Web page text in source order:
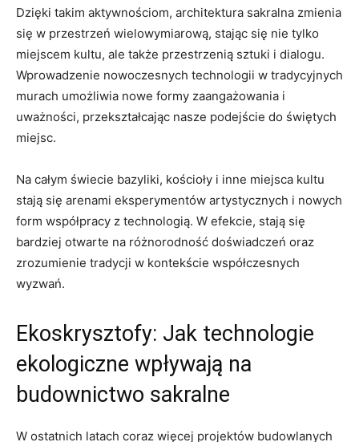
Dzięki takim aktywnościom, architektura sakralna zmienia
się w przestrzeń wielowymiarową, stając się ⁤nie tylko
miejscem⁢ kultu, ale także ⁢przestrzenią sztuki⁣ i‍ dialogu.
Wprowadzenie⁤ nowoczesnych⁣ technologii w tradycyjnych
murach⁤ umożliwia⁣ nowe⁤ formy zaangażowania i
uważności, przekształcając nasze podejście do świętych
miejsc.
Na całym świecie bazyliki, kościoły i inne ⁤miejsca ⁤kultu
stają się arenami eksperymentów artystycznych i nowych
form współpracy z technologią. W efekcie, stają‌ się
bardziej otwarte‍ na różnorodność doświadczeń oraz
‌zrozumienie tradycji w kontekście współczesnych
wyzwań.
Ekoskrysztofy: Jak technologie
ekologiczne⁢ wpływają⁣ na
budownictwo‌ sakralne
W ostatnich latach coraz więcej projektów budowlanych